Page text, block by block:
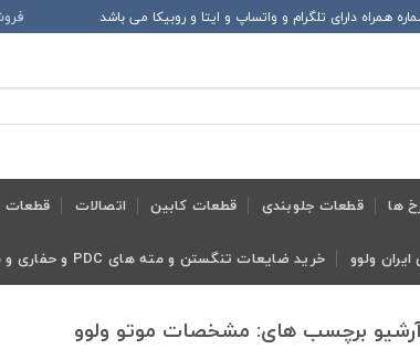
ها قطعات جلوبندی قطعات کابین اتصالات قطعات
ولوو خرید ضایعات تنگستن و مته های PDC و حفاری و معدنی و ابزار تراش
برچسب های: مشخصات موتو ولوو